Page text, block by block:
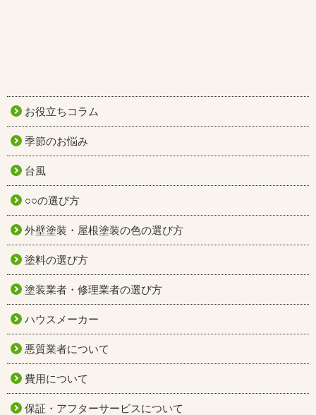
お役立ちコラム
季節のお悩み
台風
○○の選び方
外壁塗装・屋根塗装の色の選び方
塗料の選び方
塗装業者・修理業者の選び方
ハウスメーカー
悪質業者について
費用について
保証・アフターサービスについて